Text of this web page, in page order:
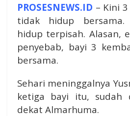
PROSESNEWS.ID – Kini
tidak hidup bersama.
hidup terpisah. Alasan,
penyebab, bayi 3
bersama.
Sehari meninggalnya
ketiga bayi itu, sudah
dekat Almarhuma.